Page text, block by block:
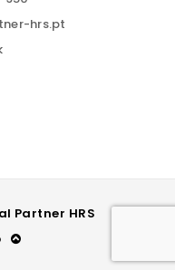
hrs.pt
Partner HRS